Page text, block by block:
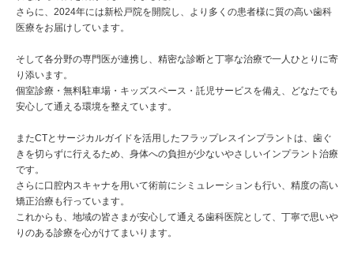
さらに、2024年には新松戸院を開院し、より多くの患者様に質の高い歯科
医療をお届けしています。
そして各分野の専門医が連携し、精密な診断と丁寧な治療で一人ひとりに寄
り添います。
個室診療・無料駐車場・キッズスペース・託児サービスを備え、どなたでも
安心して通える環境を整えています。
またCTとサージカルガイドを活用したフラップレスインプラントは、歯ぐ
きを切らずに行えるため、身体への負担が少ないやさしいインプラント治療
です。
さらに口腔内スキャナを用いて術前にシミュレーションも行い、精度の高い
矯正治療も行っています。
これからも、地域の皆さまが安心して通える歯科医院として、丁寧で思いや
りのある診療を心がけてまいります。